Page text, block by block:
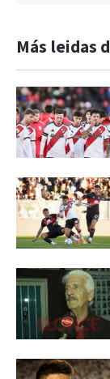
Más leidas